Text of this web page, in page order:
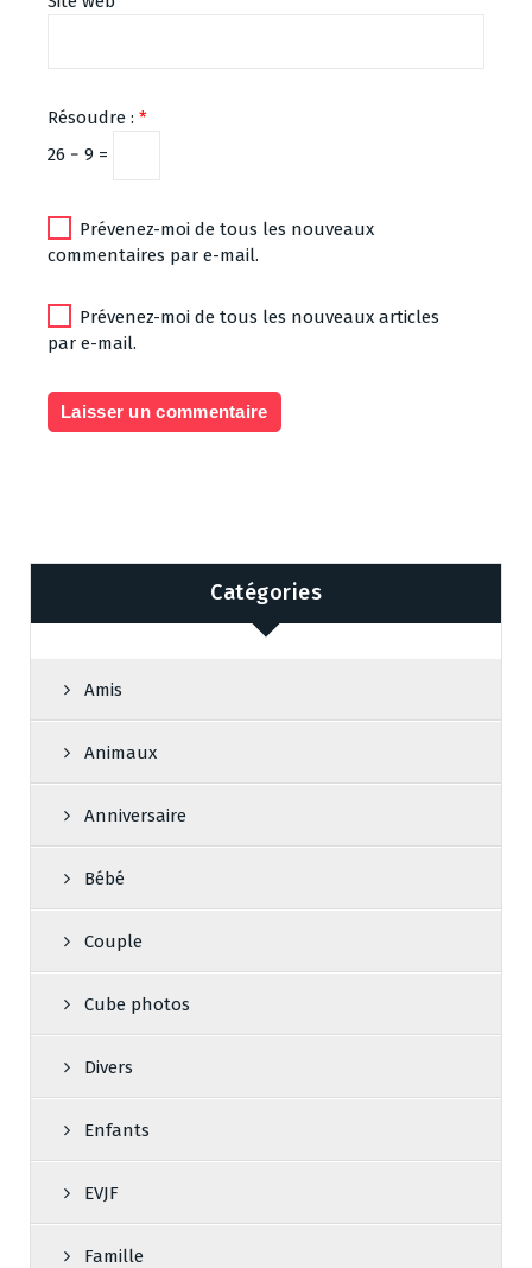
Résoudre : *
26 − 9 =
Prévenez-moi de tous les nouveaux
commentaires par e-mail.
Prévenez-moi de tous les nouveaux articles
par e-mail.
Catégories
Amis
Animaux
Anniversaire
Bébé
Couple
Cube photos
Divers
Enfants
EVJF
Famille